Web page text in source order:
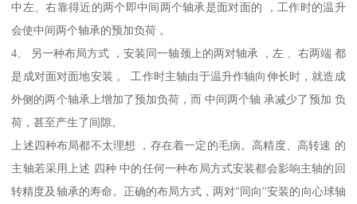
中左、右靠得近的两个即中间两个轴承是面对面的 ，工作时的温升
会使中间两个轴承的预加负荷 。
4、 另一种布局方式 ，安装同一轴颈上的两对轴承 ，左 、右两端 都
是成对面对面地安装 。 工作时主轴由于温升作轴向伸长时，就造成
外侧的两个轴承上增加了预加负荷，而 中间两个轴 承减少了预加 负
荷，甚至产生了间隙。
上述四种布局都不太理想 ，存在着一定的毛病。高精度、高转速 的
主轴若采用上述 四种 中的任何一种布局方式安装都会影响主轴的回
转精度及轴承的寿命。正确的布局方式，两对"同向''安装的向心球轴